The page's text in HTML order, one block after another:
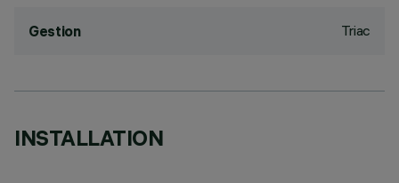
Gestion Triac
INSTALLATION